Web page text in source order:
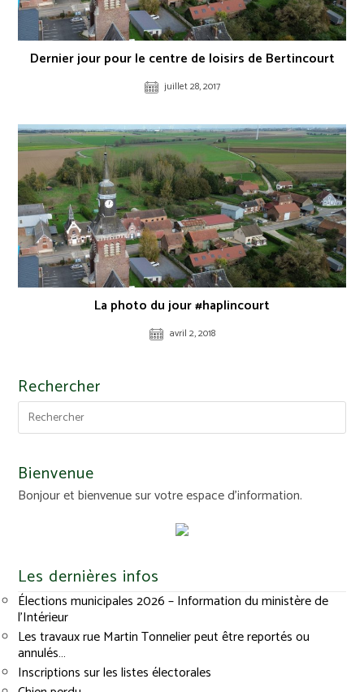
Dernier jour pour le centre de loisirs de Bertincourt
juillet 28, 2017
La photo du jour #haplincourt
avril 2, 2018
Rechercher
Bienvenue
Bonjour et bienvenue sur votre espace d'information.
Les dernières infos
Élections municipales 2026 – Information du ministère de
l’Intérieur
Les travaux rue Martin Tonnelier peut être reportés ou
annulés…
Inscriptions sur les listes électorales